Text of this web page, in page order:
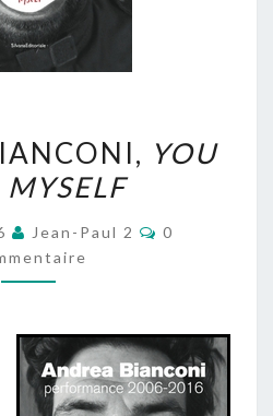
BIANCONI,
YOU
YOU
Jean-Paul 2
0